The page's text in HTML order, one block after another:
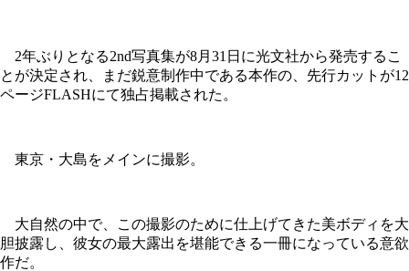
2年ぶりとなる2nd写真集が8月31日に光文社から発売するこ
とが決定され、まだ鋭意制作中である本作の、先行カットが12
ページFLASHにて独占掲載された。
東京・大島をメインに撮影。
大自然の中で、この撮影のために仕上げてきた美ボディを大
胆披露し、彼女の最大露出を堪能できる一冊になっている意欲
作だ。